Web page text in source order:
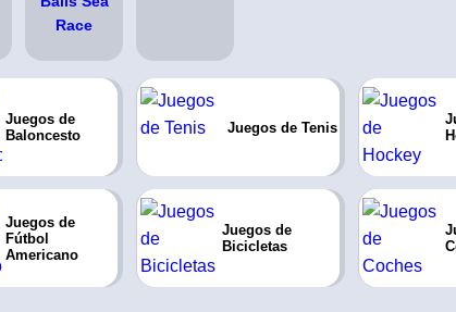
Juegos de
Baloncesto
Juegos de Tenis
Juegos de
Fútbol
Americano
Juegos de
Bicicletas